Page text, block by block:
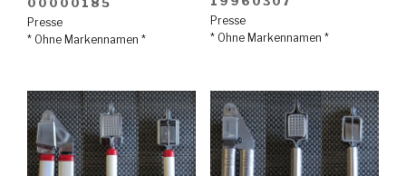
Presse
* Ohne Markennamen *
Presse
* Ohne Markennamen *